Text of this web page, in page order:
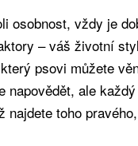
osobnost, vždy je
– váš životní
psovi můžete
napovědět, ale
najdete toho